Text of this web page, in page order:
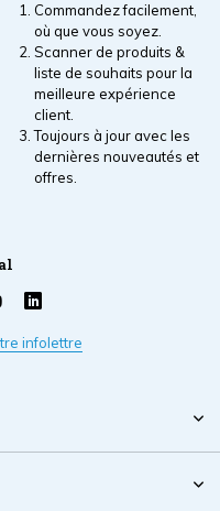
Commandez facilement,
où que vous soyez.
Scanner de produits &
liste de souhaits pour la
meilleure expérience
client.
Toujours à jour avec les
dernières nouveautés et
offres.
infolettre